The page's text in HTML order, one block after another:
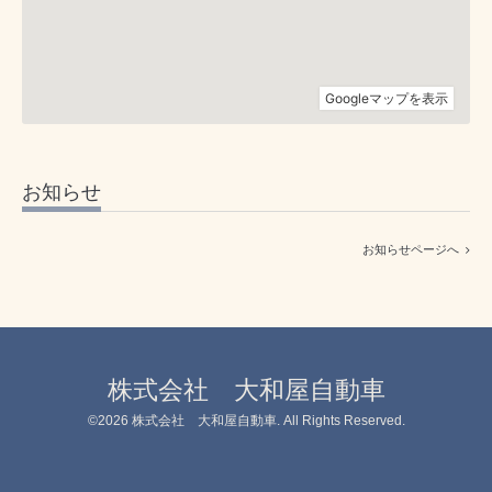
お知らせ
お知らせページへ
株式会社 大和屋自動車
©2026 株式会社 大和屋自動車. All Rights Reserved.